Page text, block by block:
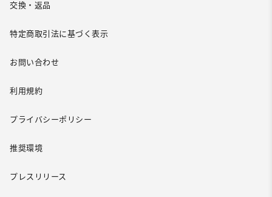
交換・返品
特定商取引法に基づく表示
お問い合わせ
利用規約
プライバシーポリシー
推奨環境
プレスリリース